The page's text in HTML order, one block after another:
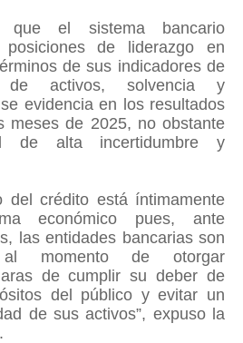
que el sistema bancario
posiciones de liderazgo en
de sus indicadores de
de activos, solvencia y
evidencia en los resultados
meses de 2025, no obstante
de alta incertidumbre y
del crédito está íntimamente
económico pues, ante
las entidades bancarias son
momento de otorgar
de cumplir su deber de
del público y evitar un
de sus activos”, expuso la